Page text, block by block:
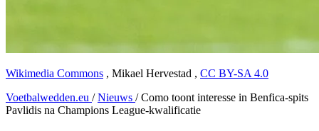
Wikimedia Commons , Mikael Hervestad , CC BY-SA 4.0
Voetbalwedden.eu / Nieuws / Como toont interesse in Benfica-spits
Pavlidis na Champions League-kwalificatie